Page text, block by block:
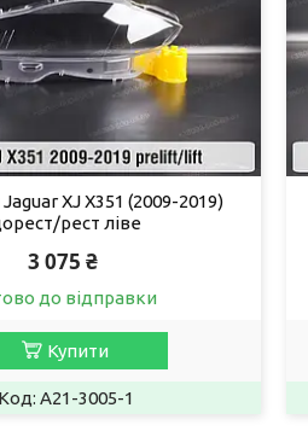
XJ X351 (2009-2019)
рест ліве
3 075 ₴
до відправки
Купити
A21-3005-1